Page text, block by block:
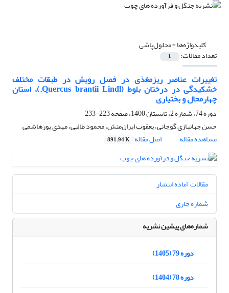
کلیدواژه‌ها =محلول‌پاشی
تعداد مقالات: 1
تغییرات عناصر ریزمغذی در فصل رویش در طبقات مختلف
خشکیدگی در درختان بلوط (Quercus brantii Lindl.)، استان
چهارمحال و بختیاری
دوره 74، شماره 2، تابستان 1400، صفحه
223-233
حسن جهانبازی گوجانی، یعقوب ایران‌منش، محمود طالبی، مهدی پورهاشمی
مشاهده مقاله
اصل مقاله 891.94 K
مقالات آماده انتشار
شماره جاری
شماره‌های پیشین نشریه
دوره 79 (1405)
دوره 78 (1404)